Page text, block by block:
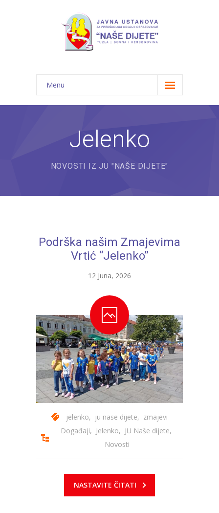
Menu
Početna
O nama
-- JU "Naše dijete"
---- Ciciban
---- Pčelica
---- Poletarac
---- Snjeguljica
---- Sunčica
---- Zeko
---- Zvjezdica
-- Stručni tim
-- Galerija
Jelenko
NOVOSTI IZ JU "NAŠE DIJETE"
Podrška našim Zmajevima
Vrtić “Jelenko”
12 Juna, 2026
jelenko, ju nase dijete, zmajevi
Događaji, Jelenko, JU Naše dijete,
Novosti
NASTAVITE ČITATI